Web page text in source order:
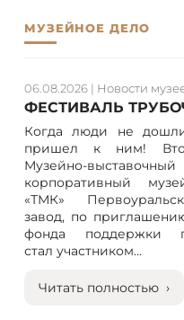
МУЗЕЙНОЕ ДЕЛО
ФЕСТИВАЛЬ
06.08.2026| Новости
Когда люди не
пришел к ним!
Музейно-
корпоративный
«ТМК»
завод, по
фонда поддержки
стал участником...
Читать полностью ›